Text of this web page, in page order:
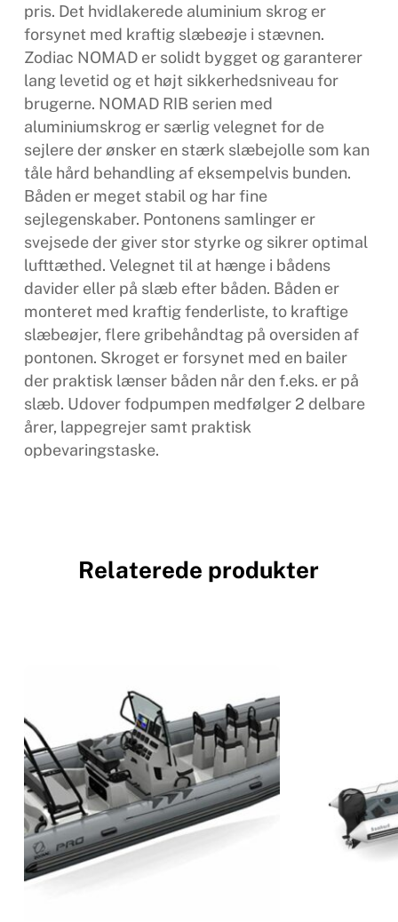
pris. Det hvidlakerede aluminium skrog er
forsynet med kraftig slæbeøje i stævnen.
Zodiac NOMAD er solidt bygget og garanterer
lang levetid og et højt sikkerhedsniveau for
brugerne. NOMAD RIB serien med
aluminiumskrog er særlig velegnet for de
sejlere der ønsker en stærk slæbejolle som kan
tåle hård behandling af eksempelvis bunden.
Båden er meget stabil og har fine
sejlegenskaber. Pontonens samlinger er
svejsede der giver stor styrke og sikrer optimal
lufttæthed. Velegnet til at hænge i bådens
davider eller på slæb efter båden. Båden er
monteret med kraftig fenderliste, to kraftige
slæbeøjer, flere gribehåndtag på oversiden af
pontonen. Skroget er forsynet med en bailer
der praktisk lænser båden når den f.eks. er på
slæb. Udover fodpumpen medfølger 2 delbare
årer, lappegrejer samt praktisk
opbevaringstaske.
Relaterede produkter